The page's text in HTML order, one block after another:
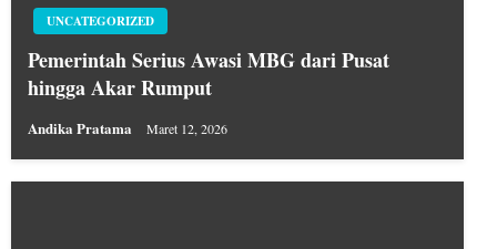
UNCATEGORIZED
Pemerintah Serius Awasi MBG dari Pusat
hingga Akar Rumput
Andika Pratama Maret 12, 2026